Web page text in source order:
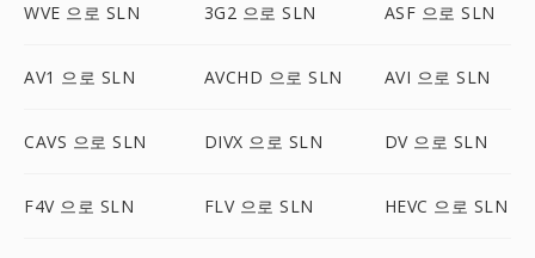
WVE 으로 SLN 3G2 으로 SLN ASF 으로 SLN
AV1 으로 SLN AVCHD 으로 SLN AVI 으로 SLN
CAVS 으로 SLN DIVX 으로 SLN DV 으로 SLN
F4V 으로 SLN FLV 으로 SLN HEVC 으로 SLN